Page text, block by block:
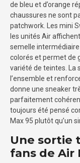
de bleu et d’orange
chaussures ne sont
patchwork. Les mini
les unités Air
semelle
colorés et permet de
variété de teintes. La
l’ensemble et
donne une sneaker
parfaitement
toujours été pensé
Max 95 plutôt qu’un
Une sortie
fans de Air